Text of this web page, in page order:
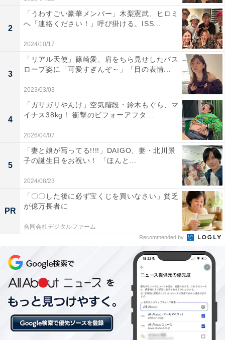
2
「うわすごい豪華メンバー」木梨憲武、ヒロミ
へ「連絡ください！」呼び掛ける。ISS...
2024/10/17
3
「リアル天使」篠崎愛、肩をちら見せしたバス
ローブ姿に「可愛すぎんぞ～」「目の表情...
2023/03/03
4
「ガリガリやんけ」空気階段・鈴木もぐら、マ
イナス38kg！ 衝撃のビフォーアフタ...
2026/04/07
5
「妻と娘が写ってる!!!!」DAIGO、妻・北川景
子の誕生日をお祝い！ 「ほんと...
2024/08/23
PR
「〇〇した後に必ず宝くじを買いなさい」貧乏
が億万長者に
合同会社デジタルファーム
Recommended by